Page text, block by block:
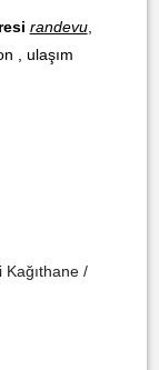
randevu,
, ulaşım
/